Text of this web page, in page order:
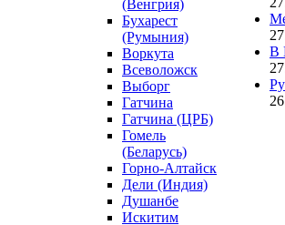
(Венгрия)
Бухарест
(Румыния)
Воркута
Всеволожск
Выборг
Гатчина
Гатчина (ЦРБ)
Гомель
(Беларусь)
Горно-Алтайск
Дели (Индия)
Душанбе
Искитим
В